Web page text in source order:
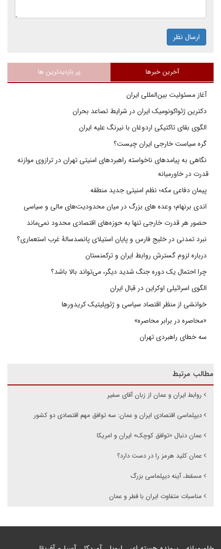
ارسال نظر
آخرین خبرها پر بازدیدترین ها
آغاز مسئولیت بین‌المللی ایران
دکترین ژئواکونومیک ایران در شرایط تصاعد بحران
الگوی بقای تاکتیکی اردوغان با نیرنگ علیه ایران
گره سیاست خارجی ایران چیست؟
نگاهی به پیامدهای ناخواسته راهبردهای امنیتی تهران در ترازوی موازنه
قدرت در خاورمیانه
پیمان دفاعی مکه؛ نظم امنیتی جدید منطقه
اندی برنهام؛ وعده های بزرگ در میان محدودیت‌های مالی و سیاسی
حضور هر قدرت خارجی تنها به حوزه‌های اقتصادی محدود نمی‌ماند
نبرد تمدنی در خلیج فارس و پایان استیلای پانصدسالۀ غرب استعماری؟
درباره لزوم گسترش روابط ایران و ترکمنستان
چرا احتمال یک دوره جنگ شدید دیگر، می‌تواند بالا باشد؟
الگوی اسرائیلی اوکراین در قبال ایران
خوانشی از منظر اقتصاد سیاسی و ژئوپلیتیک کریدورها
«محاصره در برابر محاصره»
سه خطای راهبردی تهران
مطالب مرتبط
روابط ایران و عمان از زبان آقای سفیر
دیپلماسی اقتصادی ایران و عمان: سه توافق مهم اقتصادی دو کشور
عمان دنبال «توافق کوچک» ایران و امریکا
عمان کلید هرمز را در دست دارد؟
مسقط، آینه دیپلماسی بزرگ
مناسبات متفاوت ایران با قطر و عمان